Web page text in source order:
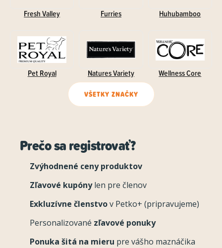
Fresh Valley Furries Huhubamboo
Pet Royal Natures Variety Wellness Core
VŠETKY ZNAČKY
Prečo sa registrovať?
Zvýhodnené ceny produktov
Zľavové kupónylen pre členov
Exkluzívne členstvov Petko+ (pripravujeme)
Personalizované zľavové ponuky
Ponuka šitá na mieru pre vášho maznáčika